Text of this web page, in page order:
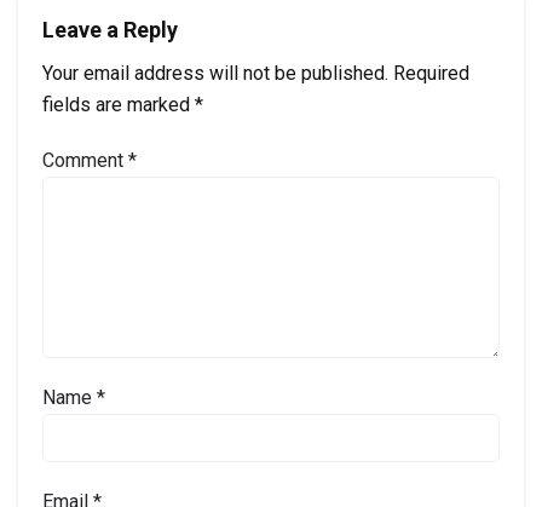
Leave a Reply
Your email address will not be published. Required
fields are marked *
Comment *
Name *
Email *